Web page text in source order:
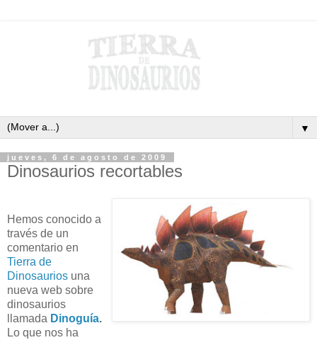
▼
jueves, 6 de agosto de 2009
Dinosaurios recortables
Hemos conocido a
través de un
comentario en
Tierra de
Dinosaurios una
nueva web sobre
dinosaurios
llamada Dinoguía.
Lo que nos ha